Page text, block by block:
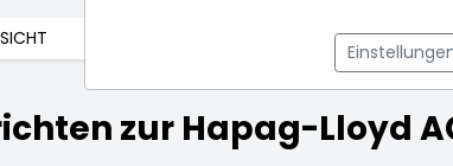
zur Hapag-Lloyd